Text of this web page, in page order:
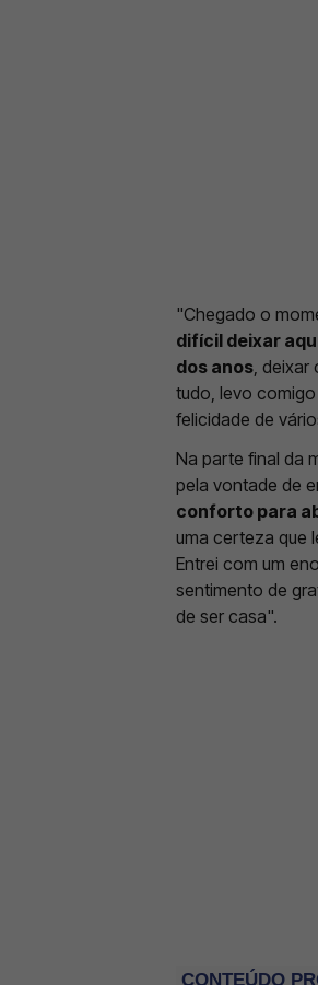
"Chegado o
difícil deixar
dos anos ,
tudo, levo
felicidade de
Na parte final da
pela vontade de
conforto para
uma certeza que
Entrei com um
sentimento de
de ser casa".